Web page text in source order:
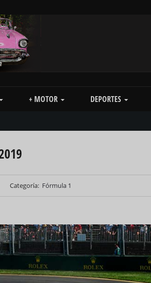
+ MOTOR DEPORTES
Categoría Fórmula 1